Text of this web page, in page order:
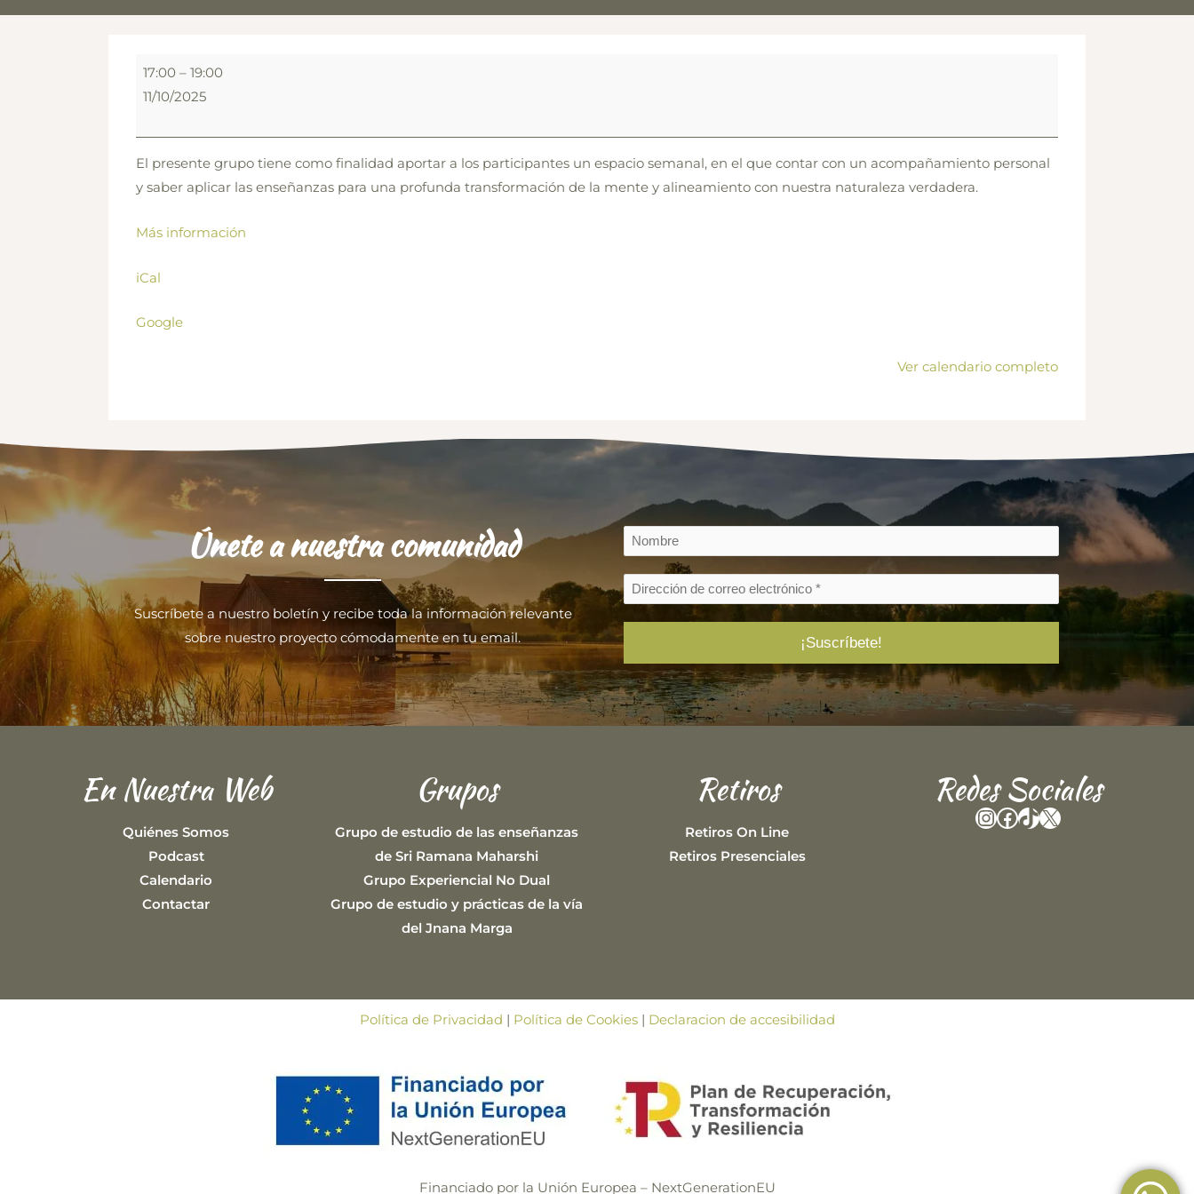
GRUPO
EXPERIENCIAL
17:00 –19:00
11/10/2025
El presente grupo tiene como finalidad aportar a los participantes un espacio semanal, en el que contar con un acompañamiento personal
y saber aplicar las enseñanzas para una profunda transformación de la mente y alineamiento con nuestra naturaleza verdadera.
Más información
iCal
Google
Ver calendario completo
Únete a nuestra comunidad
Suscríbete a nuestro boletín y recibe toda la información relevante
sobre nuestro proyecto cómodamente en tu email.
En Nuestra Web
Quiénes Somos
Podcast
Calendario
Contactar
Grupos
Grupo de estudio de las enseñanzas
de Sri Ramana Maharshi
Grupo Experiencial No Dual
Grupo de estudio y prácticas de la vía
del Jnana Marga
Retiros
Retiros On Line
Retiros Presenciales
Redes Sociales
Instagram
Facebook
TikTok
X
Política de Privacidad | Política de Cookies| Declaracion de accesibilidad
Financiado por la Unión Europea – NextGenerationEU